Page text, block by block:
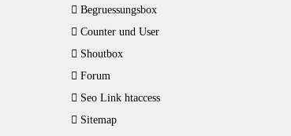
Begruessungsbox
Counter und User
Shoutbox
Forum
Seo Link htaccess
Sitemap